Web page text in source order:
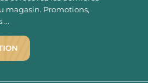
magasin. Promotions,
...